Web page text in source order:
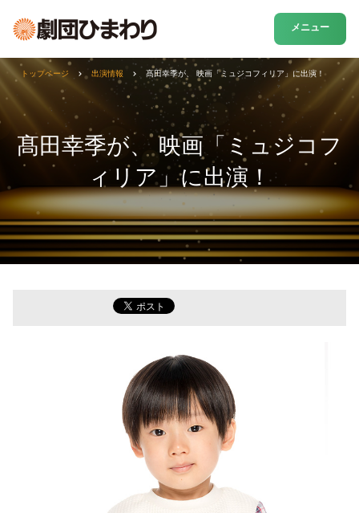
メニュー
髙田幸季が、 映画「ミュジコフ
ィリア」に出演！
トップページ 出演情報 髙田幸季が、 映画「ミュジコフィリア」に出演！